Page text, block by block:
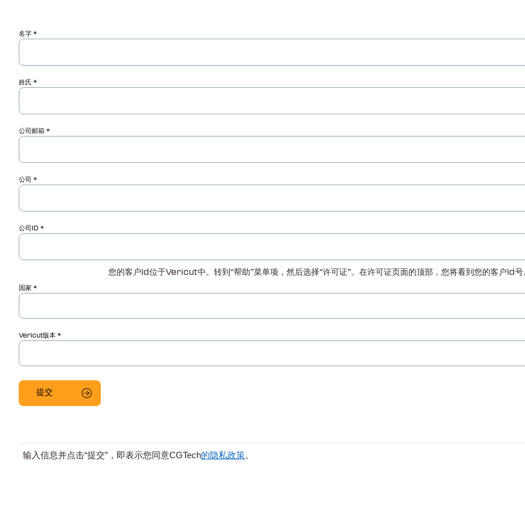
名字
姓氏
公司邮箱
公司
公司ID
您的客户Id位于Vericut中。转到“帮助”菜单项，然后选择“许可证”。在许可证页面的顶部，您将看到您的客户Id
国家
Vericut版本
输入信息并点击“提交”，即表示您同意CGTech的隐私政策。